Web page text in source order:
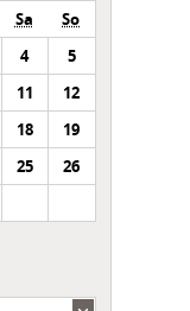
Sa
So
4
5
11
12
18
19
25
26